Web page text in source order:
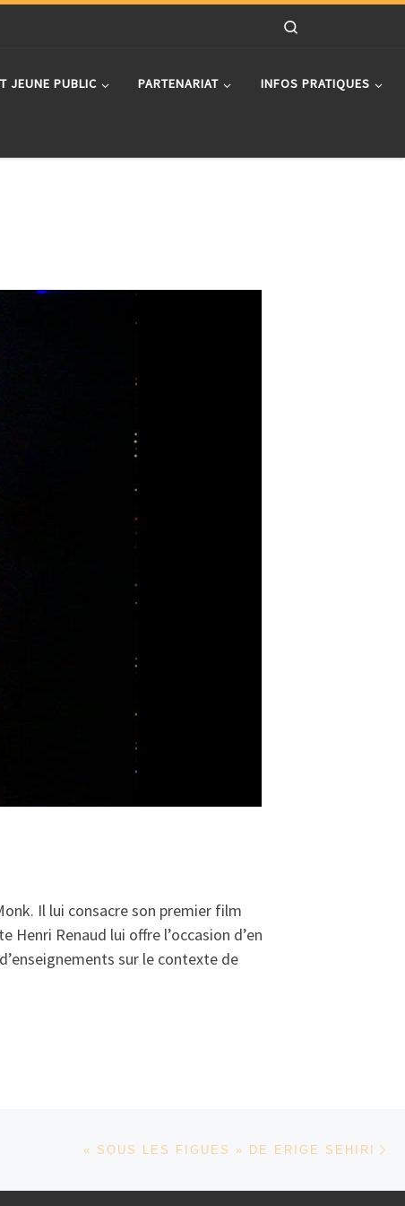
JEUNE PUBLIC PARTENARIAT INFOS PRATIQUES
Il lui consacre son premier film
Henri Renaud lui offre l’occasion d’en
sur le contexte de
« SOUS LES FIGUES » DE ERIGE SEHIRI